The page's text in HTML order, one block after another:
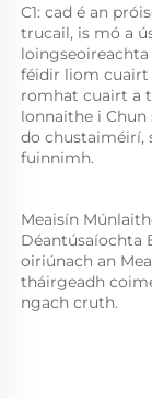
C1: cad é an
trucail, is mó a
féidir liom cuairt
romhat cuairt a
lonnaithe i
do chustaiméirí,
fuinnimh.
Meaisín
Déantúsaíochta
oiriúnach an
tháirgeadh
ngach cruth.